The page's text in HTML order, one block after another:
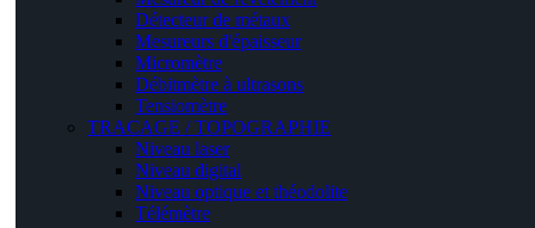
Détecteur de métaux
Mesureurs d'épaisseur
Micromètre
Débitmètre à ultrasons
Tensiomètre
TRACAGE / TOPOGRAPHIE
Niveau laser
Niveau digital
Niveau optique et théodolite
Télémètre